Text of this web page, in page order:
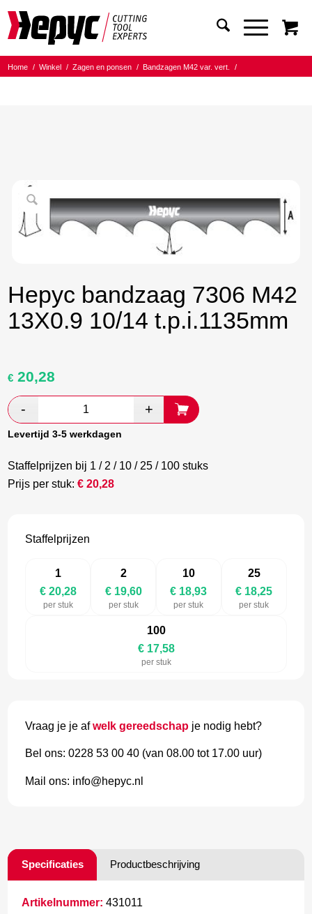
Home / Winkel / Zagen en ponsen / Bandzagen M42 var. vert.
/
Hepyc bandzaag 7306 M42
13X0.9 10/14 t.p.i.1135mm
Oorspronkelijke
was:
€ 33,80.
€ 20,28
€ 19,60.
Levertijd 3-5 werkdagen
Staffelprijzen bij 1 / 2 / 10 / 25 / 100 stuks
Prijs per stuk:€20,28
Staffelprijzen
1
€ 20,28
per stuk
2
€ 19,60
per stuk
10
€ 18,93
per stuk
25
€ 18,25
per stuk
100
€ 17,58
per stuk
Vraag je je afwelk gereedschap je nodig hebt?
Bel ons: 0228 53 00 40 (van 08.00 tot 17.00 uur)
Mail ons: info@hepyc.nl
Specificaties Productbeschrijving
Artikelnummer: 431011